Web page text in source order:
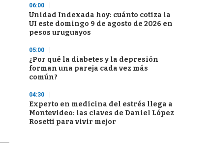
06:00
Unidad Indexada hoy: cuánto cotiza la
UI este domingo 9 de agosto de 2026 en
pesos uruguayos
05:00
¿Por qué la diabetes y la depresión
forman una pareja cada vez más
común?
04:30
Experto en medicina del estrés llega a
Montevideo: las claves de Daniel López
Rosetti para vivir mejor